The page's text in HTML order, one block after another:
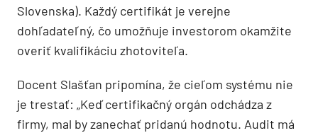
Slovenska). Každý certifikát je verejne
dohľadateľný, čo umožňuje investorom okamžite
overiť kvalifikáciu zhotoviteľa.
Docent Slašťan pripomína, že cieľom systému nie
je trestať: „Keď certifikačný orgán odchádza z
firmy, mal by zanechať pridanú hodnotu. Audit má